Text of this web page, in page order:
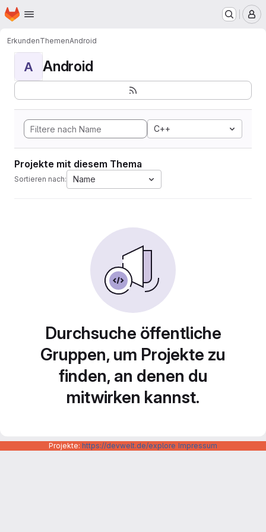
Zum Hauptinhalt springen
Startseite
ErkundenThemenAndroid
A Android
C++
Projekte mit diesem Thema
Sortieren nach: Name
Durchsuche öffentliche
Gruppen, um Projekte zu
finden, an denen du
mitwirken kannst.
Projekte: https://devwelt.de/explore Impressum